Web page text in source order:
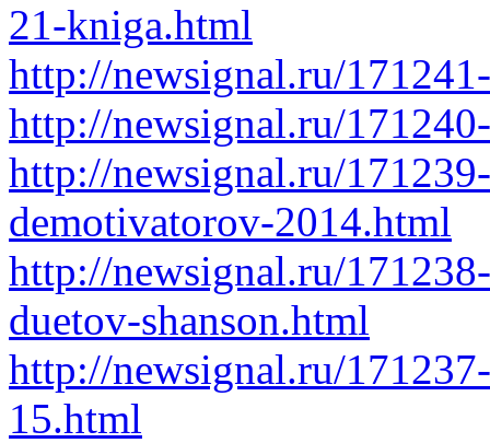
21-kniga.html
http://newsignal.ru/
http://newsignal.ru/
http://newsignal.ru/
demotivatorov-2014.html
http://newsignal.ru/
duetov-shanson.html
http://newsignal.ru/
15.html